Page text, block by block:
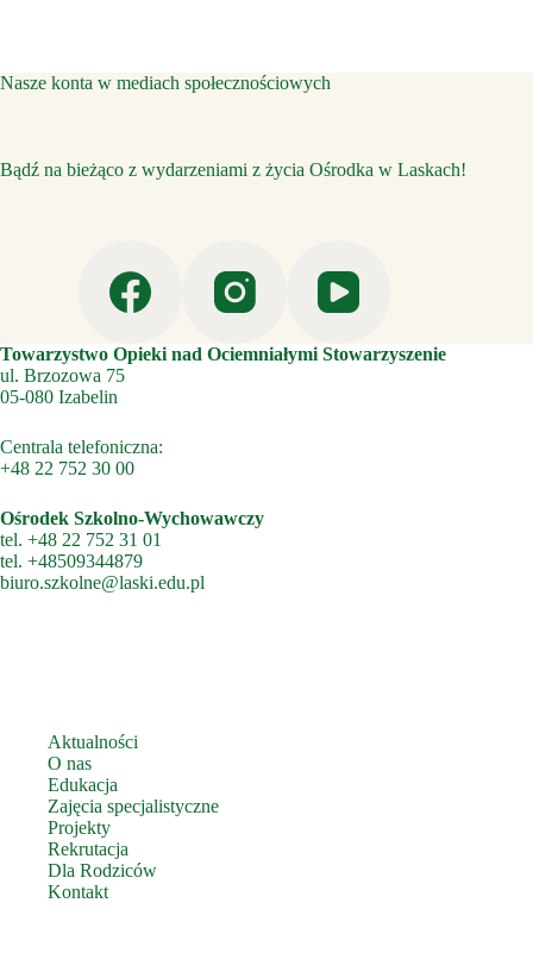
Nasze konta w mediach społecznościowych
Bądź na bieżąco z wydarzeniami z życia Ośrodka w Laskach!
Towarzystwo Opieki nad Ociemniałymi Stowarzyszenie
ul. Brzozowa 75
05-080 Izabelin
Centrala telefoniczna:
+48 22 752 30 00
Ośrodek Szkolno-Wychowawczy
tel. +48 22 752 31 01
tel. +48509344879
biuro.szkolne@laski.edu.pl
Aktualności
O nas
Edukacja
Zajęcia specjalistyczne
Projekty
Rekrutacja
Dla Rodziców
Kontakt